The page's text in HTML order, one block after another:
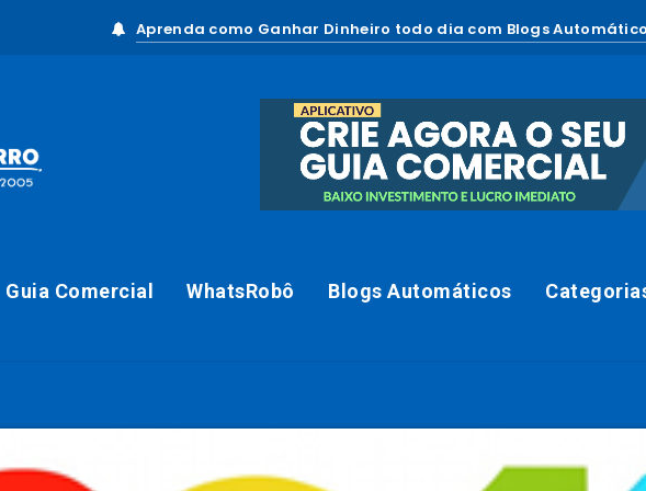
Aprenda como Ganhar Dinheiro todo dia com Blogs
Guia Comercial WhatsRobô Blogs Automáticos